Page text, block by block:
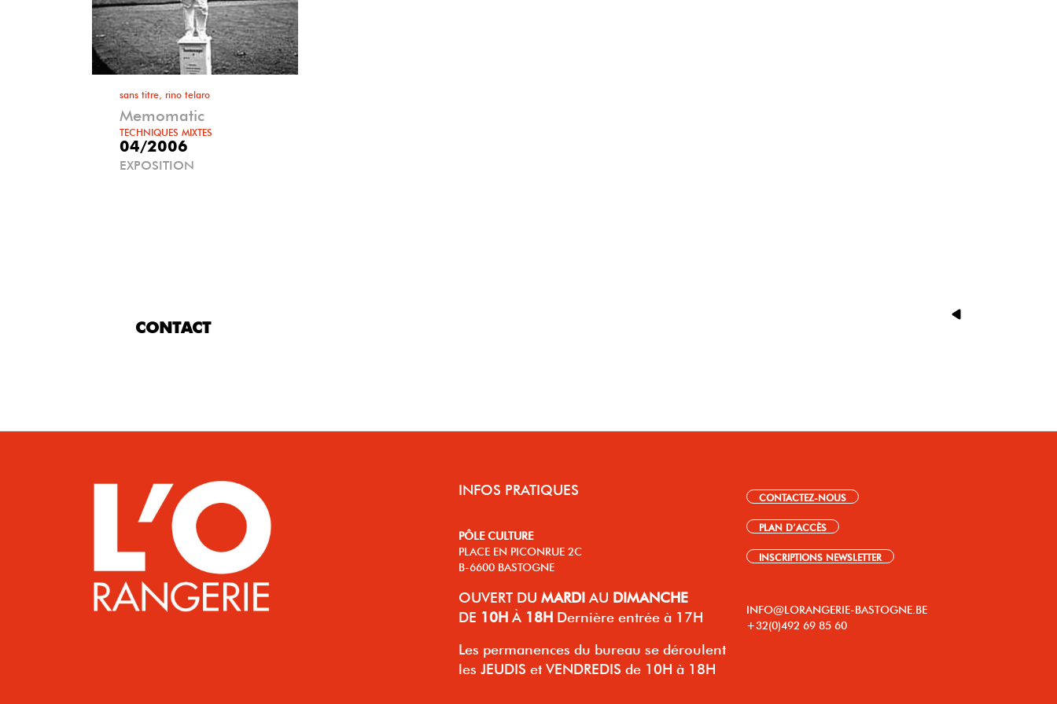
sans titre, rino telaro
Memomatic
TECHNIQUES MIXTES
04/2006
EXPOSITION
CONTACT
INFOS PRATIQUES
PÔLE CULTURE
PLACE EN PICONRUE 2C
B-6600 BASTOGNE
OUVERT DU MARDI AU DIMANCHE
DE 10H À 18H Dernière entrée à 17H
Les permanences du bureau se déroulent
les JEUDIS et VENDREDIS de 10H à 18H
CONTACTEZ-NOUS
PLAN D’ACCÈS
INSCRIPTIONS NEWSLETTER
INFO@LORANGERIE-BASTOGNE.BE
+32(0)492 69 85 60